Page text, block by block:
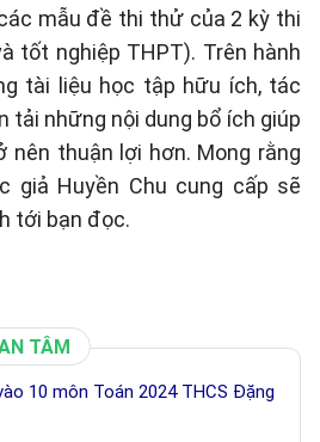
mẫu đề thi thử của 2 kỳ thi
tốt nghiệp THPT). Trên hành
tài liệu học tập hữu ích, tác
tải những nội dung bổ ích giúp
nên thuận lợi hơn. Mong rằng
giả Huyền Chu cung cấp sẽ
tới bạn đọc.
TÂM
10 môn Toán 2024 THCS Đặng